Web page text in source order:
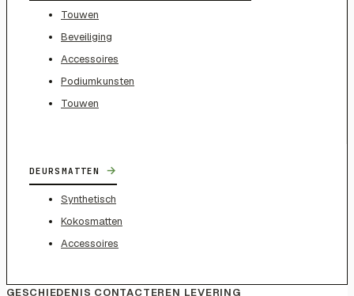
Touwen
Beveiliging
Accessoires
Podiumkunsten
Touwen
DEURSMATTEN →
Synthetisch
Kokosmatten
Accessoires
GESCHIEDENIS CONTACTEREN LEVERING